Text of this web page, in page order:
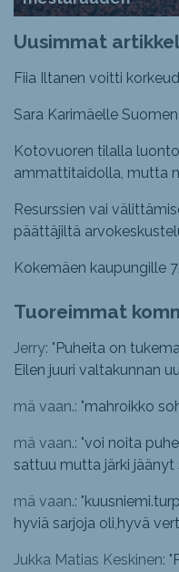
Uusimmat
Fiia Iltanen voitti
Sara Karimäelle
Kotovuoren tilalla
ammattitaidolla, mutta
Resurssien vai
päättäjiltä
Kokemäen kaupungille
Tuoreimmat
Jerry: " Puheita on
Eilen juuri valtakunnan
mä vaan.: "mahroikko
mä vaan.: "voi noita
sattuu mutta järki jäänyt
mä vaan.: "
hyviä sarjoja oli,hyvä
Jukka Matias Keskinen: "